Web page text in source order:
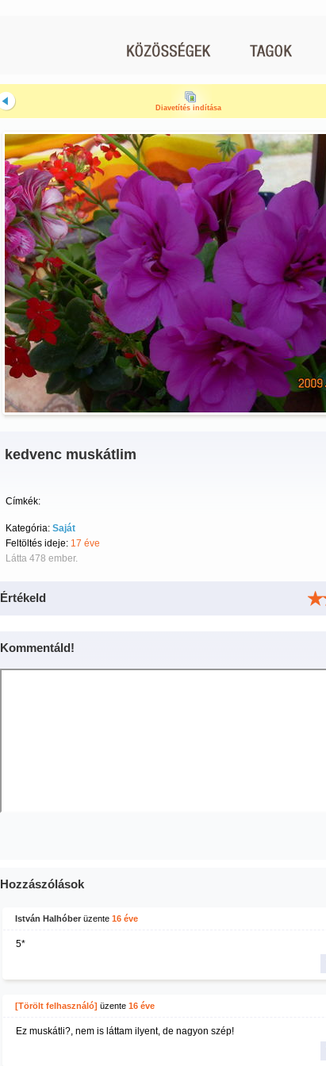
Diavetítés indítása
kedvenc muskátlim
Címkék:
Kategória: Saját
Feltöltés ideje: 17 éve
Látta 478 ember.
Értékeld
Kommentáld!
Hozzászólások
István Halhóberüzente 16 éve
5*
[Törölt felhasználó] üzente 16 éve
Ez muskátli?, nem is láttam ilyent, de nagyon szép!